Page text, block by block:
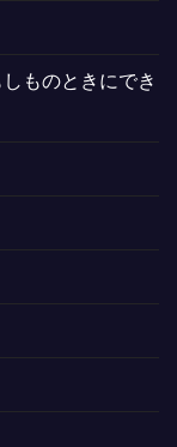
ものときにでき